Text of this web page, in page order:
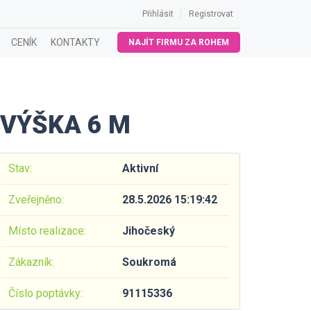
Přihlásit Registrovat
CENÍK KONTAKTY NAJÍT FIRMU ZA ROHEM
6 M
Stav: Aktivní
Zveřejněno: 28.5.2026 15:19:42
Místo realizace: Jihočeský
Zákazník: Soukromá
Číslo poptávky: 91115336